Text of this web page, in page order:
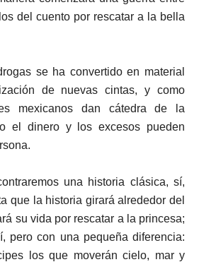
del cuento por rescatar a la bella
se ha convertido en material
de nuevas cintas, y como
mexicanos dan cátedra de la
el dinero y los excesos pueden
una historia clásica, sí,
que la historia girará alrededor del
su vida por rescatar a la princesa;
pero con una pequeña diferencia:
los que moverán cielo, mar y